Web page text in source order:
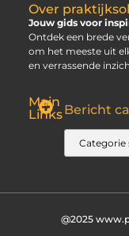
Over
Jouw gids voor
Ontdek een brede
om het meeste uit
en verrassende
Main
LinksBericht
@2025